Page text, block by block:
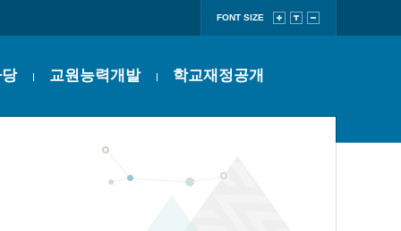
FONT SIZE
교원능력개발 학교재정공개